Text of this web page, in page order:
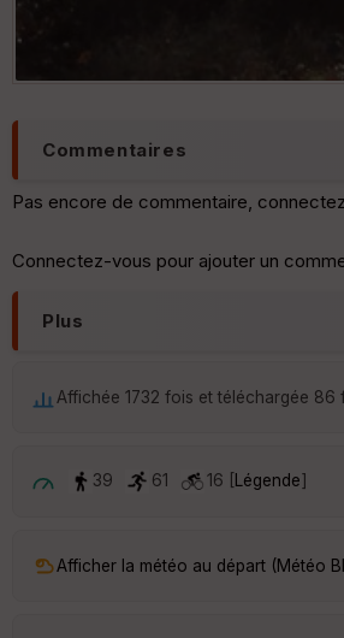
Commentaires
Pas encore de commentaire,
Connectez-vous pour ajouter un
Plus
Affichée 1732 fois et téléchargée 86
39 61 16 [ Légende]
Afficher la météo au départ (Météo